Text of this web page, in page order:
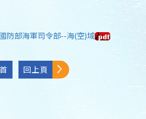
防部海軍司令部--海(空)域
回上頁